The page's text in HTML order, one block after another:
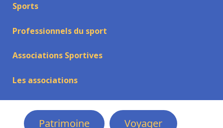
Sports
Professionnels du sport
Associations Sportives
Les associations
Patrimoine
Voyager